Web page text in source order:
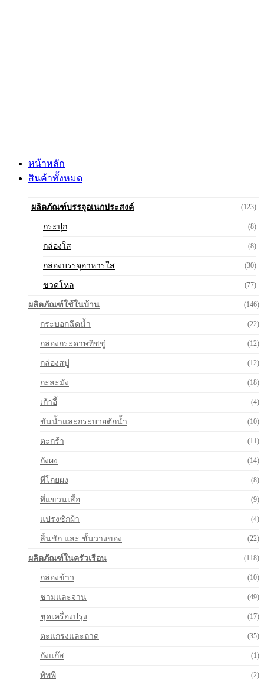
หน้าหลัก
สินค้าทั้งหมด
ผลิตภัณฑ์บรรจุอเนกประสงค์ (123)
กระปุก (8)
กล่องใส (8)
กล่องบรรจุอาหารใส (30)
ขวดโหล (77)
ผลิตภัณฑ์ใช้ในบ้าน (146)
กระบอกฉีดน้ำ (22)
กล่องกระดาษทิชชู่ (12)
กล่องสบู่ (12)
กะละมัง (18)
เก้าอี้ (4)
ขันน้ำและกระบวยตักน้ำ (10)
ตะกร้า (11)
ถังผง (14)
ที่โกยผง (8)
ที่แขวนเสื้อ (9)
แปรงซักผ้า (4)
ลิ้นชัก และ ชั้นวางของ (22)
ผลิตภัณฑ์ในครัวเรือน (118)
กล่องข้าว (10)
ชามและจาน (49)
ชุดเครื่องปรุง (17)
ตะแกรงและถาด (35)
ถังแก๊ส (1)
ทัพพี (2)